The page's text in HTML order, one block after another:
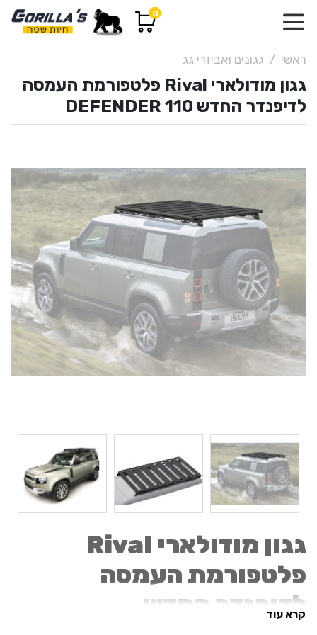
0
ראשי גגונים ואביזרי גג
גגון מודולארי Rival פלטפורמת העמסה
לדיפנדר החדש DEFENDER 110
גגון מודולארי Rival
פלטפורמת העמסה
לדיפנדר החדש
קרא עוד